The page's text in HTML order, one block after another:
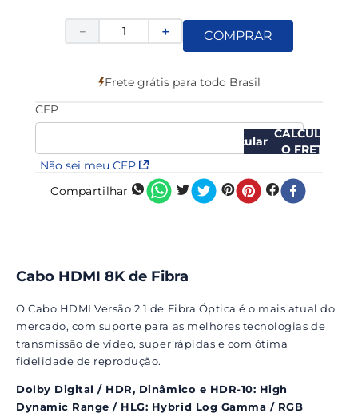
＋
－ COMPRAR
Frete grátis para todo Brasil
CEP
Não sei meu CEP
CALCULAR
O FRETE
Compartilhar
Cabo HDMI 8K de Fibra
O Cabo HDMI Versão 2.1 de Fibra Óptica é o mais atual do
mercado, com suporte para as melhores tecnologias de
transmissão de vídeo, super rápidas e com ótima
fidelidade de reprodução.
Dolby Digital / HDR, Dinâmico e HDR-10: High
Dynamic Range / HLG: Hybrid Log Gamma / RGB